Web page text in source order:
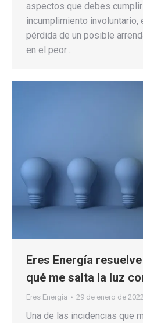
aspectos que debes
incumplimiento involuntario,
pérdida de un posible
en el peor…
Eres Energía
qué me salta la luz
Eres Energía 29 de enero de 2022
Una de las incidencias que